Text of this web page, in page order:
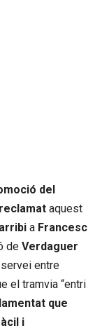
del
reclamat aquest
a Francesc
de Verdaguer
entre
el tramvia “entri
que
i